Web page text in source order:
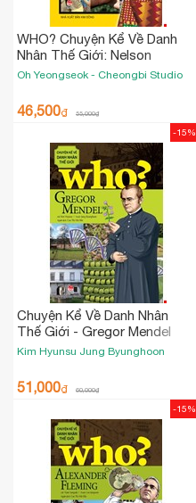
WHO? Chuyện Kể Về Danh
Nhân Thế Giới: Nelson
Mandela (Tái Bản 2019)
Oh Yeongseok - Cheongbi Studio
46,500₫ 55,000₫
Chuyện Kể Về Danh Nhân
Thế Giới - Gregor Mendel
(Tái Bản 2023)
Kim Hyunsu Jung Byunghoon
51,000₫ 60,000₫
-15%
-15%